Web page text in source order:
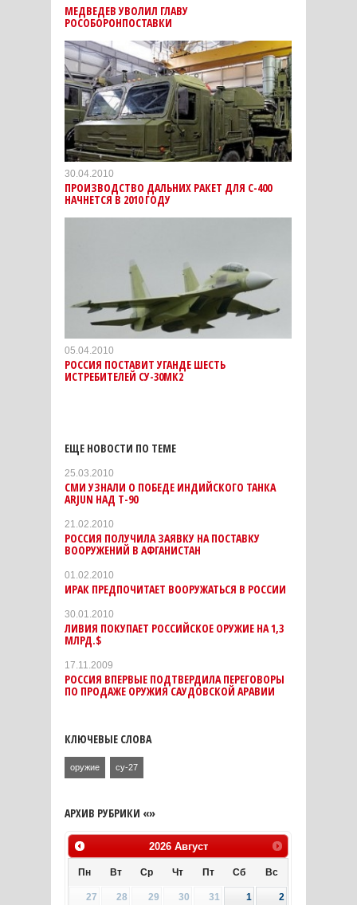
МЕДВЕДЕВ УВОЛИЛ ГЛАВУ
РОСОБОРОНПОСТАВКИ
30.04.2010
ПРОИЗВОДСТВО ДАЛЬНИХ РАКЕТ ДЛЯ С-400
НАЧНЕТСЯ В 2010 ГОДУ
05.04.2010
РОССИЯ ПОСТАВИТ УГАНДЕ ШЕСТЬ
ИСТРЕБИТЕЛЕЙ СУ-30МК2
ЕЩЕ НОВОСТИ ПО ТЕМЕ
25.03.2010
СМИ УЗНАЛИ О ПОБЕДЕ ИНДИЙСКОГО ТАНКА
ARJUN НАД Т-90
21.02.2010
РОССИЯ ПОЛУЧИЛА ЗАЯВКУ НА ПОСТАВКУ
ВООРУЖЕНИЙ В АФГАНИСТАН
01.02.2010
ИРАК ПРЕДПОЧИТАЕТ ВООРУЖАТЬСЯ В РОССИИ
30.01.2010
ЛИВИЯ ПОКУПАЕТ РОССИЙСКОЕ ОРУЖИЕ НА 1,3
МЛРД.$
17.11.2009
РОССИЯ ВПЕРВЫЕ ПОДТВЕРДИЛА ПЕРЕГОВОРЫ
ПО ПРОДАЖЕ ОРУЖИЯ САУДОВСКОЙ АРАВИИ
КЛЮЧЕВЫЕ СЛОВА
оружие су-27
АРХИВ РУБРИКИ «»
2026 Август
Пн Вт Ср Чт Пт Сб Вс
27 28 29 30 31 1
2